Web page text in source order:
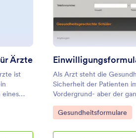
Ärzte
ist
eines
Als Arzt steht die
Sicherheit der Patienten
Vordergrund- aber der
scheint oft ermüdend,
ineffektiv. Verlagern Sie
sparen Sie Zeit und
Go to Category:
Gesundheitsformulare